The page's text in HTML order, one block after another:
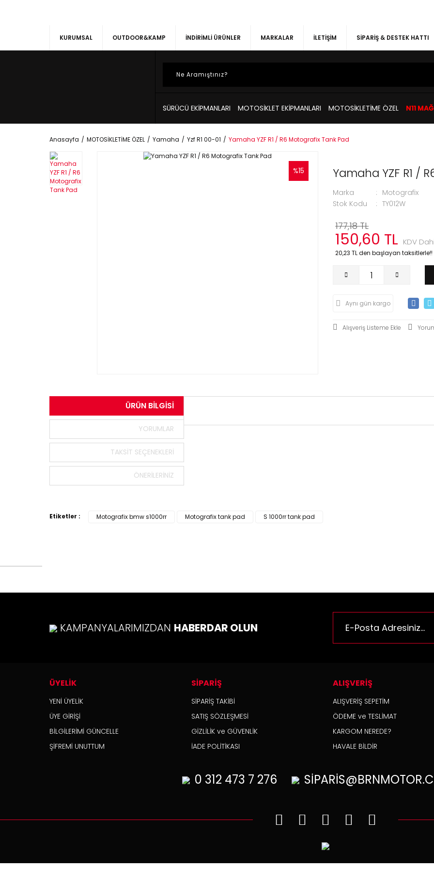
KURUMSAL OUTDOOR&KAMP İNDİRİMLİ ÜRÜNLER MARKALAR İLETİŞİM SİPARİŞ & DESTEK HATTI
SÜRÜCÜ EKİPMANLARI MOTOSİKLET EKİPMANLARI MOTOSİKLETİME ÖZEL N11
Anasayfa MOTOSİKLETİME ÖZEL Yamaha Yzf R1 00-01 Yamaha YZF R1 / R6 Motografix Tank Pad
%15 Yamaha YZF R1 /
Marka
Motografix
Stok Kodu
TY012W
177,18 TL
150,60 TL KDV
20,23 TL den başlayan taksitlerle!!
Aynı gün kargo
ÜRÜN BILGISI
YORUMLAR
TAKSIT SEÇENEKLERI
ÖNERILERINIZ
Etiketler : Motografix bmw s1000rr Motografix tank pad S 1000rr tank pad
KAMPANYALARIMIZDAN HABERDAR OLUN
ÜYELİK
YENİ ÜYELİK
ÜYE GİRİŞİ
BİLGİLERİMİ GÜNCELLE
ŞİFREMİ UNUTTUM
SİPARİŞ
SİPARİŞ TAKİBİ
SATIŞ SÖZLEŞMESİ
GİZLİLİK ve GÜVENLİK
İADE POLİTİKASI
ALIŞVERİŞ
ALIŞVERİŞ SEPETİM
ÖDEME ve TESLİMAT
KARGOM NEREDE?
HAVALE BİLDİR
0 312 473 7 276